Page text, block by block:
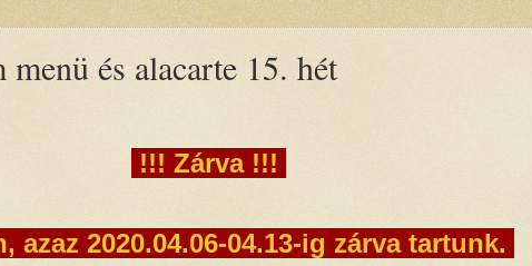
és alacarte 15. hét
!!! Zárva !!!
azaz 2020.04.06-04.13-ig zárva tartunk.